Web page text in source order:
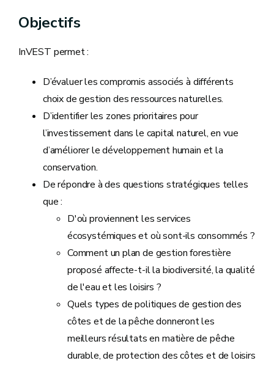
Objectifs
InVEST permet :
D’évaluer les compromis associés à différents
choix de gestion des ressources naturelles.
D’identifier les zones prioritaires pour
l’investissement dans le capital naturel, en vue
d’améliorer le développement humain et la
conservation.
De répondre à des questions stratégiques telles
que :
D'où proviennent les services
écosystémiques et où sont-ils consommés ?
Comment un plan de gestion forestière
proposé affecte-t-il la biodiversité, la qualité
de l'eau et les loisirs ?
Quels types de politiques de gestion des
côtes et de la pêche donneront les
meilleurs résultats en matière de pêche
durable, de protection des côtes et de loisirs